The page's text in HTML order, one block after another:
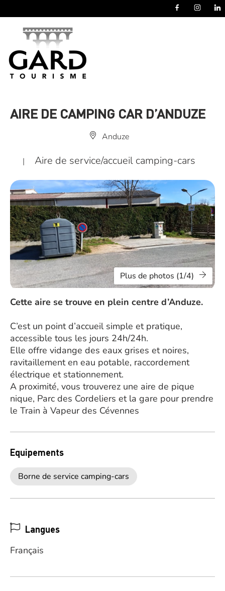
AIRE DE CAMPING CAR D’ANDUZE
Anduze
| Aire de service/accueil camping-cars
Plus de photos (1/4)
Cette aire se trouve en plein centre d’Anduze.
C’est un point d’accueil simple et pratique,
accessible tous les jours 24h/24h.
Elle offre vidange des eaux grises et noires,
ravitaillement en eau potable, raccordement
électrique et stationnement.
A proximité, vous trouverez une aire de pique
nique, Parc des Cordeliers et la gare pour prendre
le Train à Vapeur des Cévennes
Equipements
Borne de service camping-cars
Langues
Français